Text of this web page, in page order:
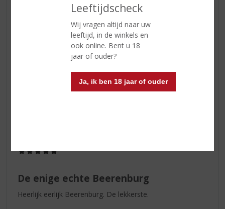
Leeftijdscheck
Wij vragen altijd naar uw
leeftijd, in de winkels en
ook online. Bent u 18
jaar of ouder?
Ja, ik ben 18 jaar of ouder
(5,0
Heb diverse Berenburgers geproefd, maar de enige echte
(5,0
De enige echte Beerenburg
Heerlijk eerlijk Beerenburg. De lekkerste.